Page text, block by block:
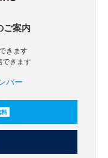
ご案内
きます
できます
バー